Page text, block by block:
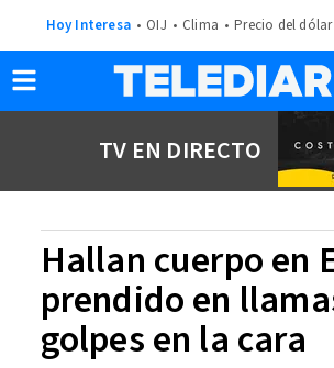
Hoy Interesa OIJ Clima Precio del dólar
TV EN DIRECTO
Hallan cuerpo en
prendido en
golpes en la cara